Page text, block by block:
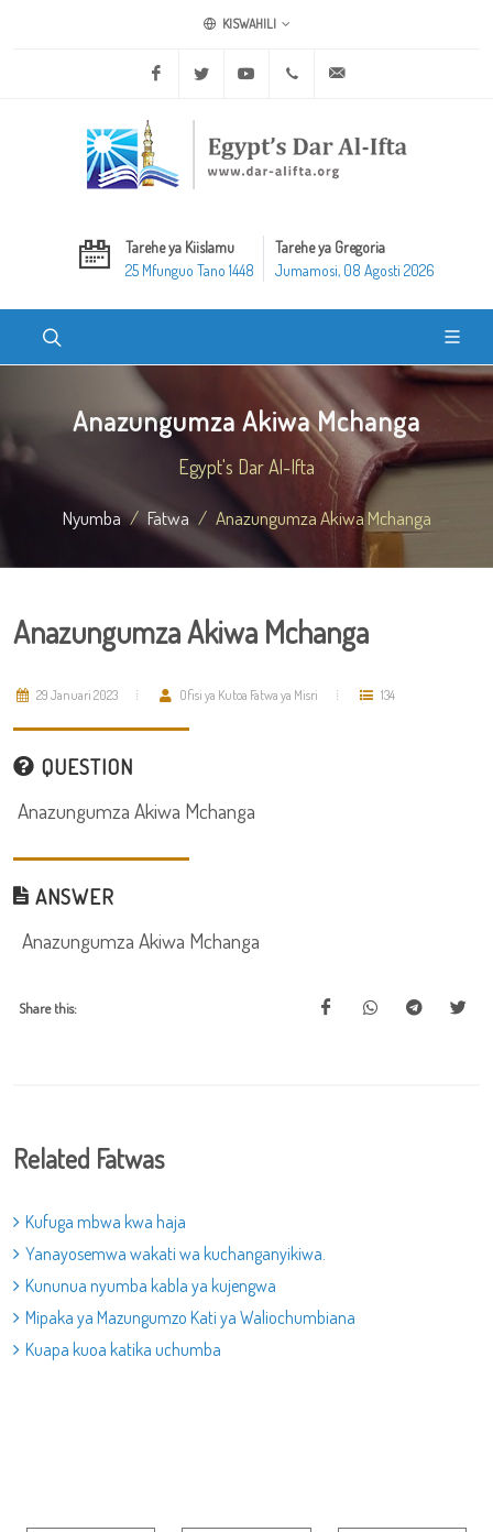
KISWAHILI
Facebook Twitter Youtube +20 2 25970400
Tarehe ya Kiislamu
25 Mfunguo Tano 1448
Tarehe ya Gregoria
Jumamosi, 08 Agosti 2026
Anazungumza Akiwa Mchanga
Egypt's Dar Al-Ifta
Nyumba Fatwa Anazungumza Akiwa Mchanga
Anazungumza Akiwa Mchanga
29 Januari 2023 Ofisi ya Kutoa Fatwa ya Misri 134
QUESTION
Anazungumza Akiwa Mchanga
ANSWER
Anazungumza Akiwa Mchanga
Share this:
Related Fatwas
Kufuga mbwa kwa haja
Yanayosemwa wakati wa kuchanganyikiwa.
Kununua nyumba kabla ya kujengwa
Mipaka ya Mazungumzo Kati ya Waliochumbiana
Kuapa kuoa katika uchumba